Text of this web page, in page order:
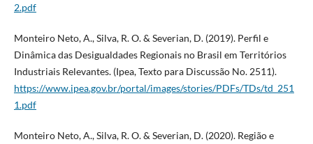
2.pdf
Monteiro Neto, A., Silva, R. O. & Severian, D. (2019). Perfil e
Dinâmica das Desigualdades Regionais no Brasil em Territórios
Industriais Relevantes. (Ipea, Texto para Discussão No. 2511).
https://www.ipea.gov.br/portal/images/stories/PDFs/TDs/td_251
1.pdf
Monteiro Neto, A., Silva, R. O. & Severian, D. (2020). Região e